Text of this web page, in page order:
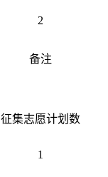
2
备注
征集志愿计划数
1